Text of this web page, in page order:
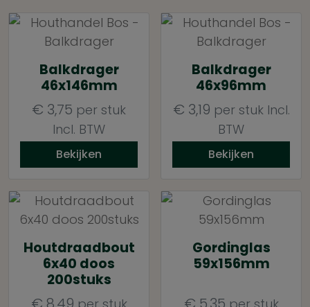
Balkdrager
46x146mm
€ 3,75 per stuk
Incl. BTW
Bekijken
Balkdrager
46x96mm
€ 3,19 per stuk Incl.
BTW
Bekijken
Houtdraadbout
6x40 doos
200stuks
Gordinglas
59x156mm